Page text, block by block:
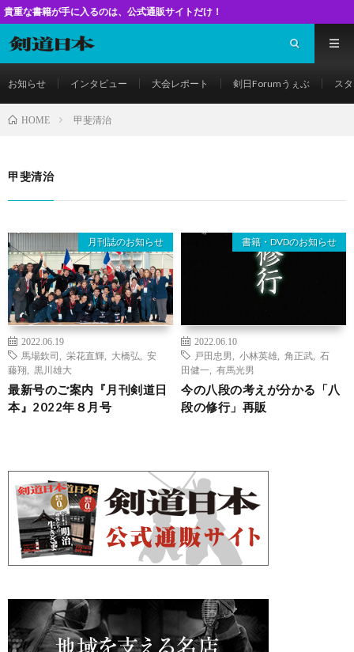
手に入るのは、公式通販サイトだけ！
お知らせ インタビュー 大会レポート 剣日Forumうぇぶ ス
HOME 甲斐清治
甲斐清治
月刊誌のお知らせ
2022.06.19
馬場欽司
栄花直輝 大橋弘
安
藤翔
黒川雄大
最新号のご案内『月刊剣道日
本』2022年８月号
書籍・DVDのお知らせ
2022.06.10
戸田忠男
小林英雄 角正武
石
田健一
有馬光男
今の八段の考えが分かる「八
段の修行」再販